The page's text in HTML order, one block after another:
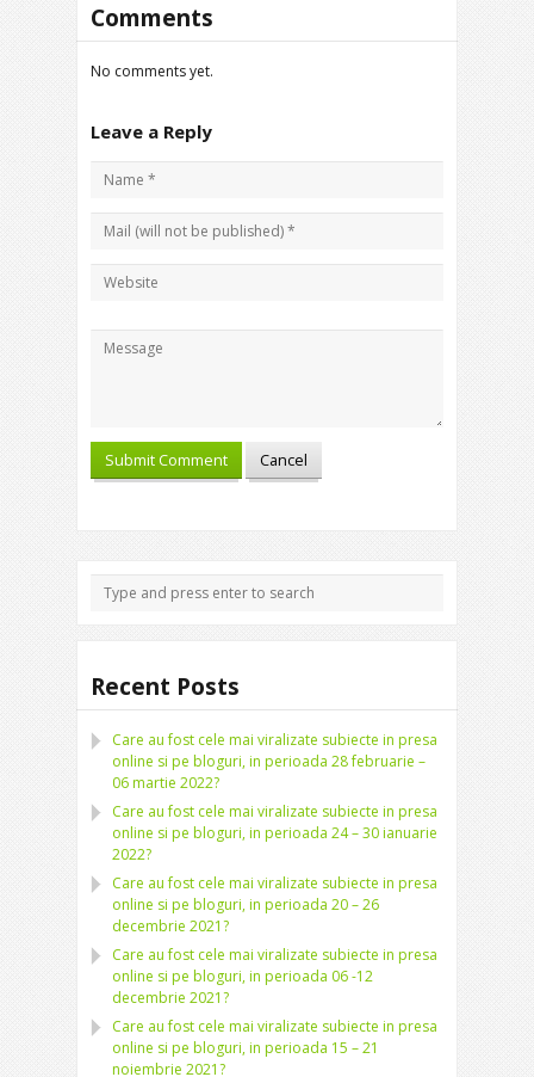
Comments
No comments yet.
Leave a Reply
Recent Posts
Care au fost cele mai viralizate subiecte in presa
online si pe bloguri, in perioada 28 februarie –
06 martie 2022?
Care au fost cele mai viralizate subiecte in presa
online si pe bloguri, in perioada 24 – 30 ianuarie
2022?
Care au fost cele mai viralizate subiecte in presa
online si pe bloguri, in perioada 20 – 26
decembrie 2021?
Care au fost cele mai viralizate subiecte in presa
online si pe bloguri, in perioada 06 -12
decembrie 2021?
Care au fost cele mai viralizate subiecte in presa
online si pe bloguri, in perioada 15 – 21
noiembrie 2021?